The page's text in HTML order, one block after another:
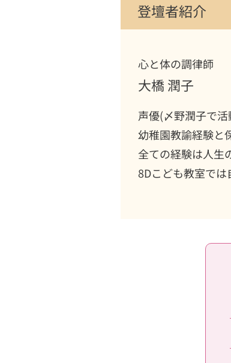
登壇者紹介
心と体の調律師
大橋 潤子
声優(〆野潤子で
幼稚園教諭経験と
全ての経験は人生
8Dこども教室では